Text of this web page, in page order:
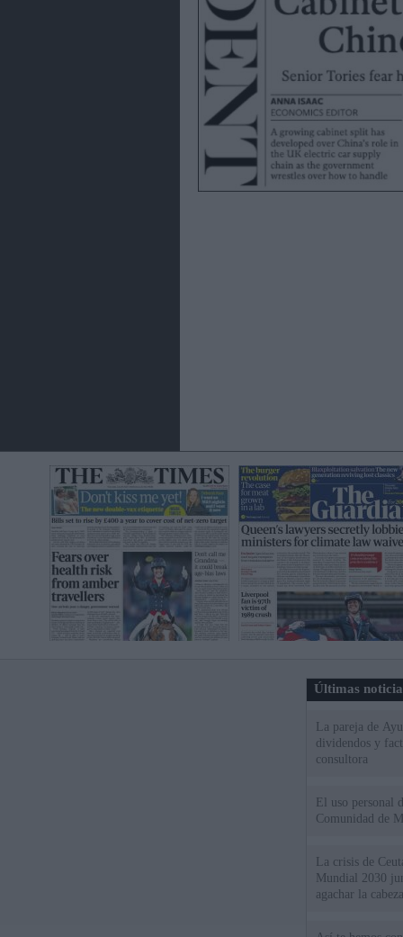
Últimas
La pareja de
dividendos y
consultora
El uso personal
Comunidad de
La crisis de
Mundial 2030
agachar la